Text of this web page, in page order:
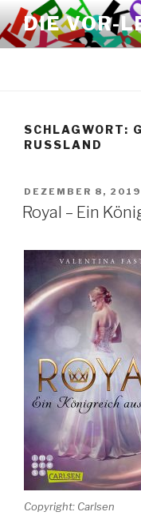
Zum
Inhalt
springen
DIE VOR-
SCHLAGWORT:
RUSSLAND
VERÖFFENTLICHT
AM
DEZEMBER 8, 2019
Royal – Ein
Copyright: Carlsen